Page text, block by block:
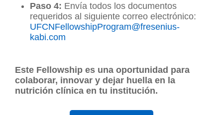
Paso 4: Envía todos los documentos
requeridos al siguiente correo electrónico:
UFCNFellowshipProgram@fresenius-
kabi.com
Este Fellowship es una oportunidad para
colaborar, innovar y dejar huella en la
nutrición clínica en tu institución.